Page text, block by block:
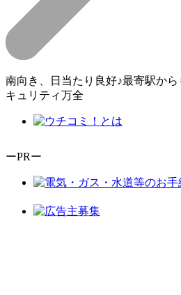
南向き、日当たり良好♪最寄駅か
キュリティ万全
ーPRー